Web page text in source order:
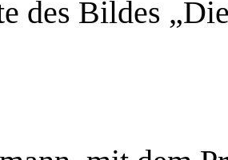
des Bildes